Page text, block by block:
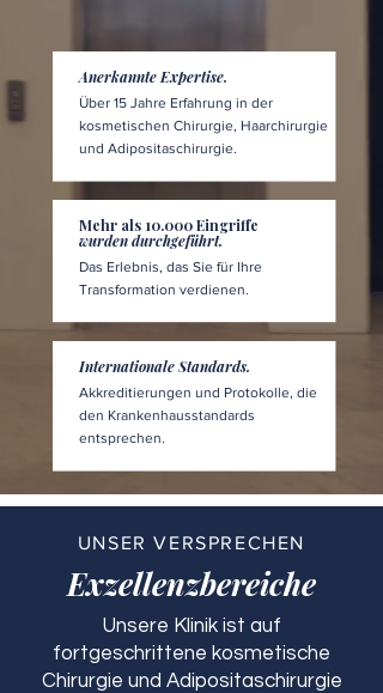
Anerkannte Expertise.
Über 15 Jahre Erfahrung in der
kosmetischen Chirurgie, Haarchirurgie
und Adipositaschirurgie.
Mehr als 10.000 Eingriffe
wurden durchgeführt.
Das Erlebnis, das Sie für Ihre
Transformation verdienen.
Internationale Standards.
Akkreditierungen und Protokolle, die
den Krankenhausstandards
entsprechen.
UNSER VERSPRECHEN
Exzellenzbereiche
Unsere Klinik ist auf
fortgeschrittene kosmetische
Chirurgie und Adipositaschirurgie